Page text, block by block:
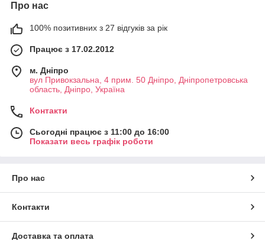
Про нас
100% позитивних з 27 відгуків за рік
Працює з 17.02.2012
м. Дніпро
вул Привокзальна, 4 прим. 50 Дніпро, Дніпропетровська
область, Дніпро, Україна
Контакти
Сьогодні працює з 11:00 до 16:00
Показати весь графік роботи
Про нас
Контакти
Доставка та оплата